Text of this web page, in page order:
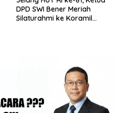
DPD SWI Bener Meriah
Silaturahmi ke Koramil